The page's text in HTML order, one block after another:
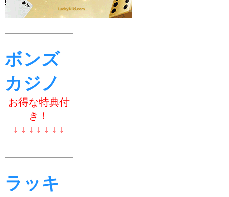
ボンズ
カジノ
お得な特典付
き！
↓ ↓ ↓ ↓ ↓ ↓ ↓
ラッキ